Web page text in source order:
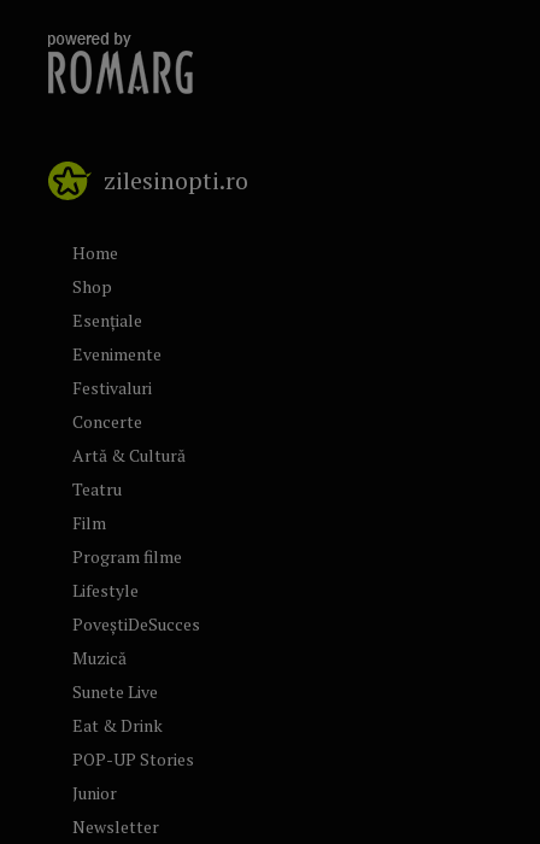
zilesinopti.ro
Home
Shop
Esențiale
Evenimente
Festivaluri
Concerte
Artă & Cultură
Teatru
Film
Program filme
Lifestyle
PoveștiDeSucces
Muzică
Sunete Live
Eat & Drink
POP-UP Stories
Junior
Newsletter